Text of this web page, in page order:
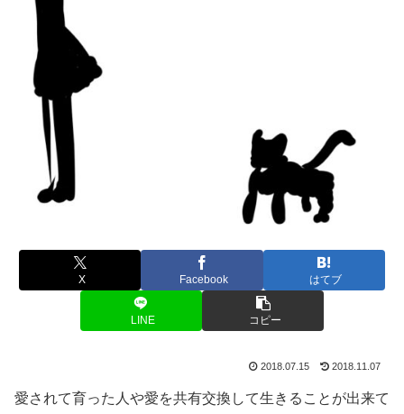
X Facebook はてブ
LINE コピー
2018.07.15 2018.11.07
愛されて育った人や愛を共有交換して生きることが出来て